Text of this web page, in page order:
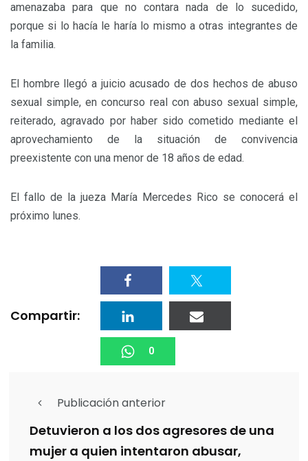
amenazaba para que no contara nada de lo sucedido,
porque si lo hacía le haría lo mismo a otras integrantes de
la familia.
El hombre llegó a juicio acusado de dos hechos de abuso
sexual simple, en concurso real con abuso sexual simple,
reiterado, agravado por haber sido cometido mediante el
aprovechamiento de la situación de convivencia
preexistente con una menor de 18 años de edad.
El fallo de la jueza María Mercedes Rico se conocerá el
próximo lunes.
Compartir:
0
Publicación anterior
Detuvieron a los dos agresores de una
mujer a quien intentaron abusar,